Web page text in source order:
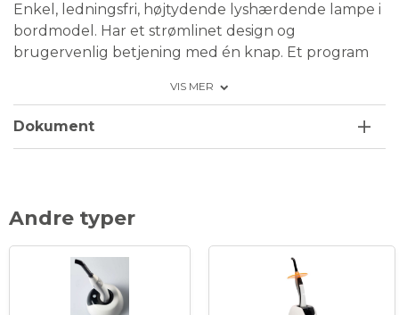
Enkel, ledningsfri, højtydende lyshærdende lampe i
bordmodel. Har et strømlinet design og
brugervenlig betjening med én knap. Et program
lysintensitet (1200 mW/cm2) gør det muligt at
hærde alle typer tandrestaureringer, ensartet
Lysleder drejelig 360°: 10 mm.
Håndstykkevægt: 135 g (inkl. batteri og
lysleder).
Garantiperiode: 3 år (batteri 1 år).
VIS MER
Dokument
Andre typer